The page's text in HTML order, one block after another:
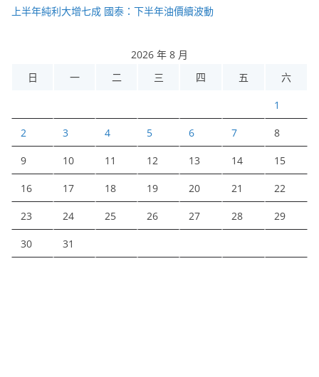
上半年純利大增七成 國泰：下半年油價續波動
2026 年 8 月
日
一 二 三 四 五 六
1
2 3 4 5 6 7 8
9 10 11 12 13 14 15
16 17 18 19 20 21 22
23 24 25 26 27 28 29
30 31